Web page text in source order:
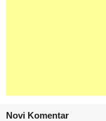
Novi Komentar